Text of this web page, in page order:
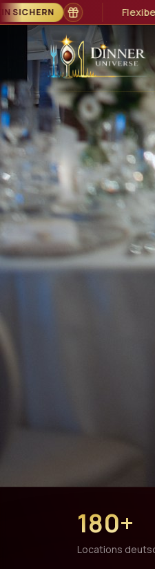
für alle Termine und Show-
180+
Locations